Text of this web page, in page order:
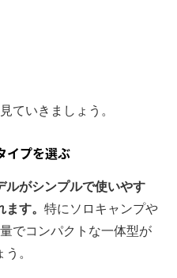
ていきましょう。
イプを選ぶ
ルがシンプルで使いやす
す。 特にソロキャンプや
でコンパクトな一体型が
。